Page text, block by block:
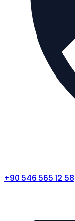
+90 546 565 12 58